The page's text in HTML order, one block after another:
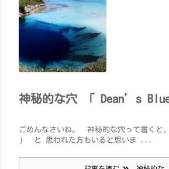
神秘的な穴 「 Dean’s
ごめんなさいね。 神秘的な穴って書くと
」 と 思われた方もいると思いま ...